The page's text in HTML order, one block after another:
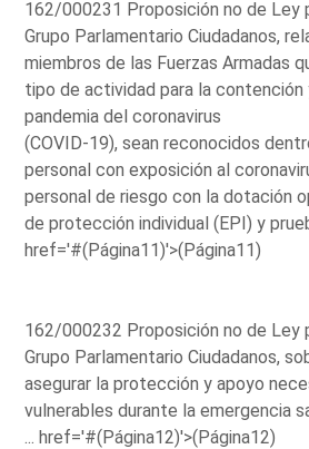
162/000231 Proposición no de Ley
Grupo Parlamentario Ciudadanos,
miembros de las Fuerzas Armadas
tipo de actividad para la contención
pandemia del coronavirus
(COVID-19), sean reconocidos
personal con exposición al
personal de riesgo con la dotación
de protección individual (EPI) y
href='#(Página11)'>(Página11)
162/000232 Proposición no de Ley
Grupo Parlamentario Ciudadanos,
asegurar la protección y apoyo
vulnerables durante la emergencia
...href='#(Página12)'>(Página12)